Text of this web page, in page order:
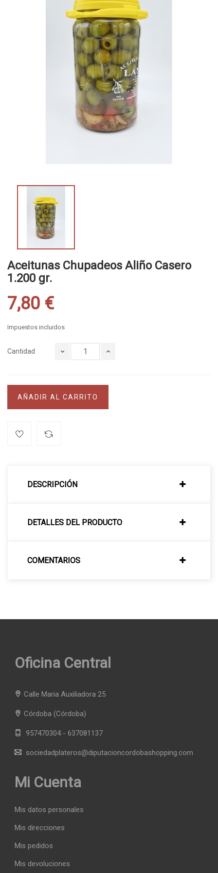
Aceitunas Chupadeos Aliño Casero
1.200 gr.
7,80 €
Impuestos incluidos
Cantidad
AÑADIR AL CARRITO
DESCRIPCIÓN
DETALLES DEL PRODUCTO
COMENTARIOS
Oficina Central
Calle Maria Auxiliadora 25
Córdoba (Córdoba)
957470304 - 637081137
sociedadplateros@diputacioncordobashopping.com
Mi Cuenta
Mis datos personales
Mis direcciones
Mis pedidos
Mis devoluciones